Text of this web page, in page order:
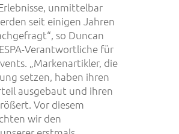
unmittelbar
seit einigen Jahren
so Duncan
Verantwortliche für
„Markenartikler, die
setzen, haben ihren
ausgebaut und ihren
Vor diesem
wir den